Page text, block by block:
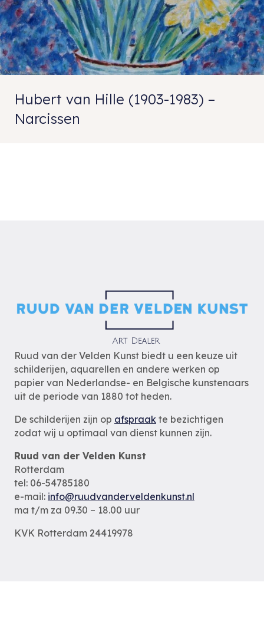
Hubert van Hille (1903-1983) –
Narcissen
Ruud van der Velden Kunst biedt u een keuze uit
schilderijen, aquarellen en andere werken op
papier van Nederlandse- en Belgische kunstenaars
uit de periode van 1880 tot heden.
De schilderijen zijn op afspraak te bezichtigen
zodat wij u optimaal van dienst kunnen zijn.
Ruud van der Velden Kunst
Rotterdam
tel: 06-54785180
e-mail: info@ruudvanderveldenkunst.nl
ma t/m za 09.30 – 18.00 uur
KVK Rotterdam 24419978